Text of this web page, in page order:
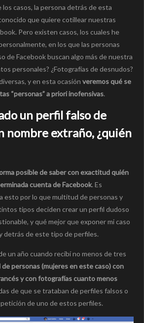
los casos, la persona detrás de esta
que quiere cotillear nuestras
Pero existen casos, los cuales he
en los que las personas
de Facebook buscan algo más de nuestra
personales? ¿Fotografías de desnudos?
y en esta ocasión veremos qué se
“personas” a priori inofensivas.
un perfil falso de
nombre extraño, ¿quién
posible de saber con exactitud quién
cuenta de Facebook. Es
esto por lo que multitud de personas y
tipos deciden crear un perfil dudoso
y qué mejor que exponer mi caso
detrás de este tipo de perfiles.
un año cuando recibí no menos de tres
personas (mujeres en este caso) con
y con fotografías cuanto menos
de que se trataban de perfiles falsos o
de uno de estos perfiles.